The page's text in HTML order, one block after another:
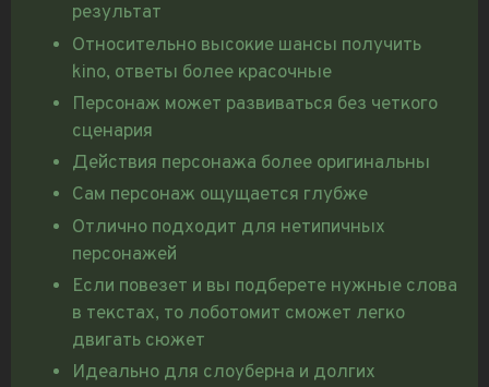
результат
Относительно высокие шансы получить
kino, ответы более красочные
Персонаж может развиваться без четкого
сценария
Действия персонажа более оригинальны
Сам персонаж ощущается глубже
Отлично подходит для нетипичных
персонажей
Если повезет и вы подберете нужные слова
в текстах, то лоботомит сможет легко
двигать сюжет
Идеально для слоуберна и долгих